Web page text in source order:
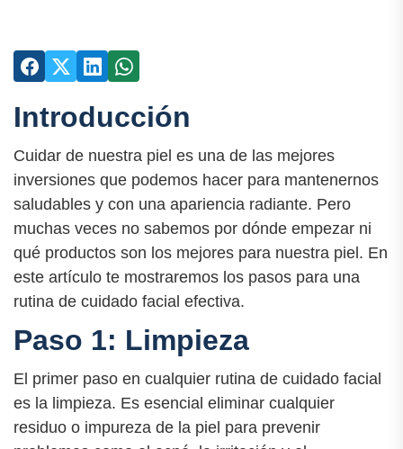
Introducción
Cuidar de nuestra piel es una de las mejores
inversiones que podemos hacer para mantenernos
saludables y con una apariencia radiante. Pero
muchas veces no sabemos por dónde empezar ni
qué productos son los mejores para nuestra piel. En
este artículo te mostraremos los pasos para una
rutina de cuidado facial efectiva.
Paso 1: Limpieza
El primer paso en cualquier rutina de cuidado facial
es la limpieza. Es esencial eliminar cualquier
residuo o impureza de la piel para prevenir